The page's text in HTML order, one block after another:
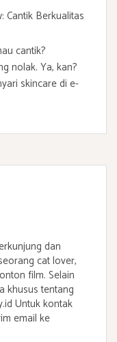
Cantik Berkualitas
cantik?
nolak. Ya, kan?
skincare di e-
dan
cat lover,
film. Selain
khusus tentang
Untuk kontak
email ke